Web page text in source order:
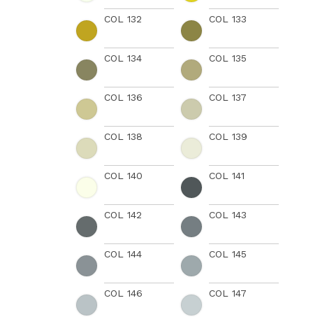
COL 132 COL 133
COL 134 COL 135
COL 136 COL 137
COL 138 COL 139
COL 140 COL 141
COL 142 COL 143
COL 144 COL 145
COL 146 COL 147